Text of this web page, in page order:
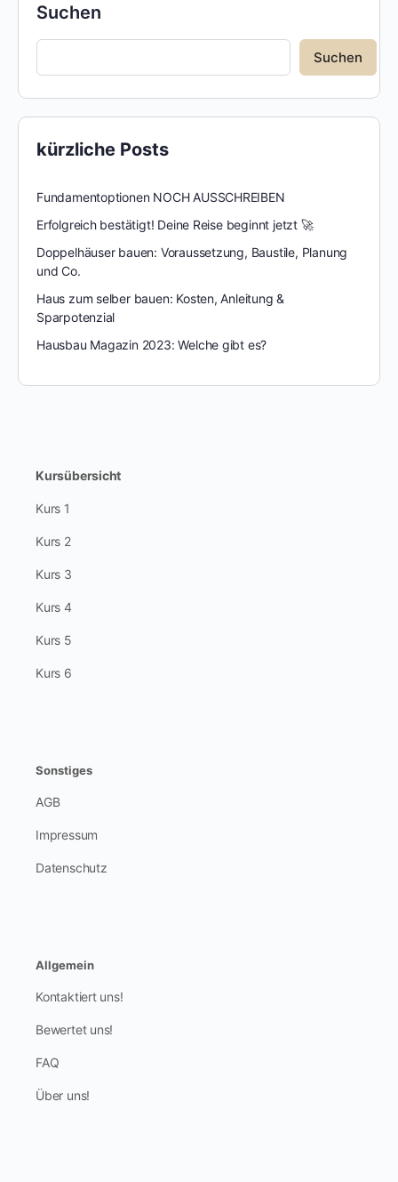
Suchen
Suchen
kürzliche Posts
Fundamentoptionen NOCH AUSSCHREIBEN
Erfolgreich bestätigt! Deine Reise beginnt jetzt 🚀
Doppelhäuser bauen: Voraussetzung, Baustile, Planung
und Co.
Haus zum selber bauen: Kosten, Anleitung &
Sparpotenzial
Hausbau Magazin 2023: Welche gibt es?
Kursübersicht
Kurs 1
Kurs 2
Kurs 3
Kurs 4
Kurs 5
Kurs 6
Sonstiges
AGB
Impressum
Datenschutz
Allgemein
Kontaktiert uns!
Bewertet uns!
FAQ
Über uns!